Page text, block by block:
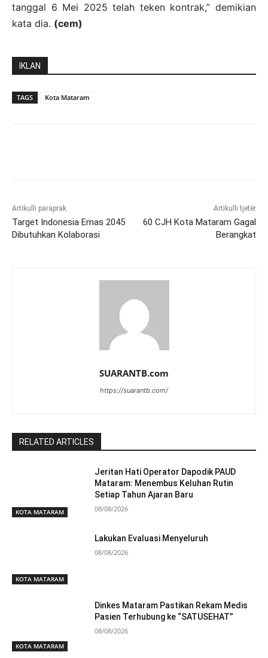
tanggal 6 Mei 2025 telah teken kontrak,” demikian
kata dia. (cem)
IKLAN
TAGS Kota Mataram
Artikulli paraprak
Target Indonesia Emas 2045
Dibutuhkan Kolaborasi
Artikulli tjetër
60 CJH Kota Mataram Gagal
Berangkat
SUARANTB.com
https://suarantb.com/
RELATED ARTICLES
KOTA MATARAM
Jeritan Hati Operator Dapodik PAUD
Mataram: Menembus Keluhan Rutin
Setiap Tahun Ajaran Baru
08/08/2026
KOTA MATARAM
Lakukan Evaluasi Menyeluruh
08/08/2026
KOTA MATARAM
Dinkes Mataram Pastikan Rekam Medis
Pasien Terhubung ke “SATUSEHAT”
08/08/2026